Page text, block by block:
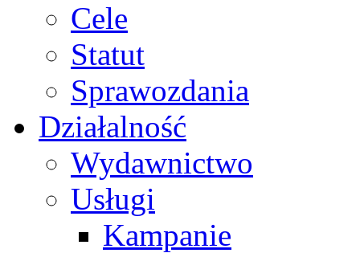
Cele
Statut
Sprawozdania
Działalność
Wydawnictwo
Usługi
Kampanie